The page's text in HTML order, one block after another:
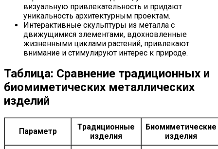
визуальную привлекательность и придают
уникальность архитектурным проектам.
Интерактивные скульптуры из металла с
движущимися элементами, вдохновленные
жизненными циклами растений, привлекают
внимание и стимулируют интерес к природе.
Таблица: Сравнение традиционных и
биомиметических металлических
изделий
Параметр
Традиционные
изделия
Биомиметические
изделия